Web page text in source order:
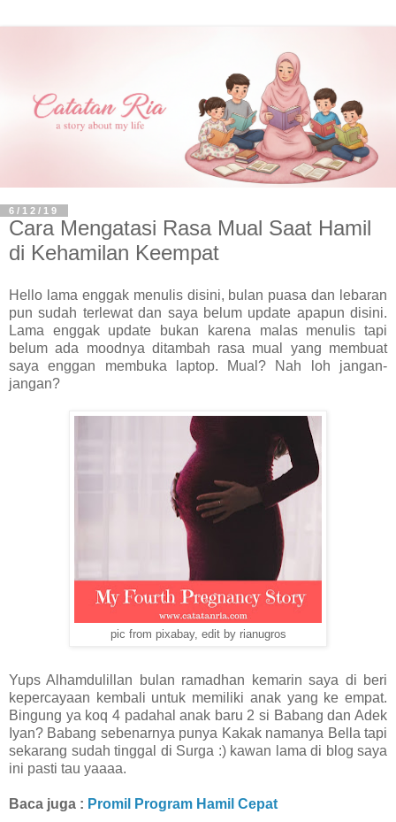
6/12/19
Cara Mengatasi Rasa Mual Saat Hamil
di Kehamilan Keempat
Hello lama enggak menulis disini, bulan puasa dan lebaran
pun sudah terlewat dan saya belum update apapun disini.
Lama enggak update bukan karena malas menulis tapi
belum ada moodnya ditambah rasa mual yang membuat
saya enggan membuka laptop. Mual? Nah loh jangan-
jangan?
pic from pixabay, edit by rianugros
Yups Alhamdulillan bulan ramadhan kemarin saya di beri
kepercayaan kembali untuk memiliki anak yang ke empat.
Bingung ya koq 4 padahal anak baru 2 si Babang dan Adek
Iyan? Babang sebenarnya punya Kakak namanya Bella tapi
sekarang sudah tinggal di Surga :) kawan lama di blog saya
ini pasti tau yaaaa.
Baca juga : Promil Program Hamil Cepat